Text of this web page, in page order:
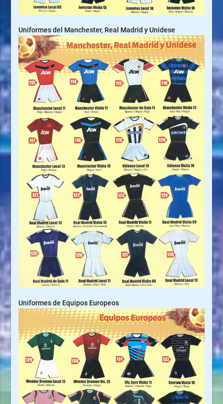
Uniformes del Manchester, Real Madrid y Unidese
Uniformes de Equipos Europeos